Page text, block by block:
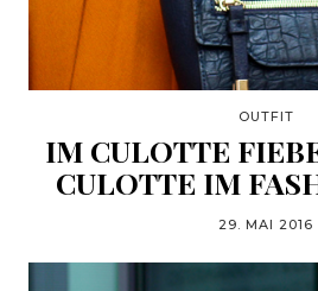
OUTFIT
IM CULOTTE
CULOTTE IM
29. MAI 2016